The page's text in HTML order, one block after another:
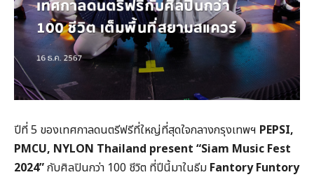
ปีที่ 5 ของเทศกาลดนตรีฟรีที่ใหญ่ที่สุดใจกลางกรุงเทพฯ PEPSI,
PMCU, NYLON Thailand present “Siam Music Fest
2024”กับศิลปินกว่า 100 ชีวิต ที่ปีนี้มาในธีม Fantory Funtory